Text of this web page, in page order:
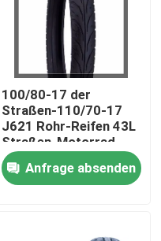
100/80-17 der
Straßen-110/70-17
J621 Rohr-Reifen 43L
Straßen-Motorrad-
des Reifen-6PRTT
6PRTLAnfrage absenden